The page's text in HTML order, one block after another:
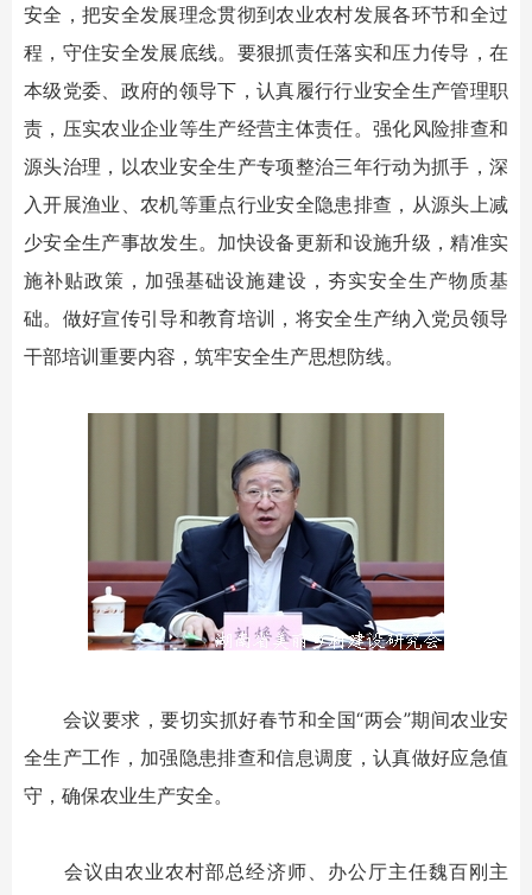
安全，把安全发展理念贯彻到农业农村发展各环节和全过
程，守住安全发展底线。要狠抓责任落实和压力传导，在
本级党委、政府的领导下，认真履行行业安全生产管理职
责，压实农业企业等生产经营主体责任。强化风险排查和
源头治理，以农业安全生产专项整治三年行动为抓手，深
入开展渔业、农机等重点行业安全隐患排查，从源头上减
少安全生产事故发生。加快设备更新和设施升级，精准实
施补贴政策，加强基础设施建设，夯实安全生产物质基
础。做好宣传引导和教育培训，将安全生产纳入党员领导
干部培训重要内容，筑牢安全生产思想防线。
会议要求，要切实抓好春节和全国“两会”期间农业安
全生产工作，加强隐患排查和信息调度，认真做好应急值
守，确保农业生产安全。
会议由农业农村部总经济师、办公厅主任魏百刚主